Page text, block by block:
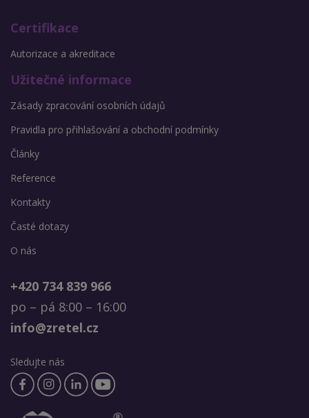
Certifikace
Autorizace a akreditace
Užitečné informace
Zásady zpracování osobních údajů
Pravidla pro přihlašování a obchodní podmínky
Články
Reference
Kontakty
Časté dotazy
O nás
+420 734 839 966
po – pá 8:00 – 16:00
info@zretel.cz
Sledujte nás